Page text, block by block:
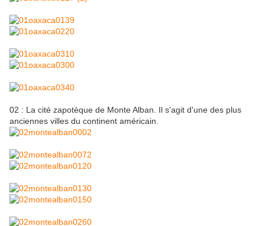
02 : La cité zapotèque de Monte Alban. Il s'agit d'une des plus
anciennes villes du continent américain.